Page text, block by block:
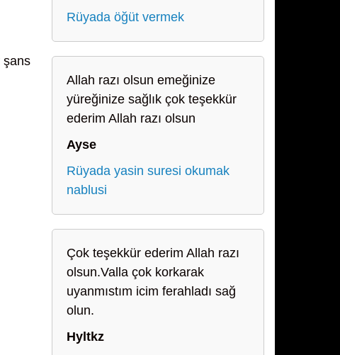
şans
Rüyada öğüt vermek
Allah razı olsun emeğinize
yüreğinize sağlık çok teşekkür
ederim Allah razı olsun
Ayse
Rüyada yasin suresi okumak
nablusi
Çok teşekkür ederim Allah razı
olsun.Valla çok korkarak
uyanmıstım icim ferahladı sağ
olun.
Hyltkz